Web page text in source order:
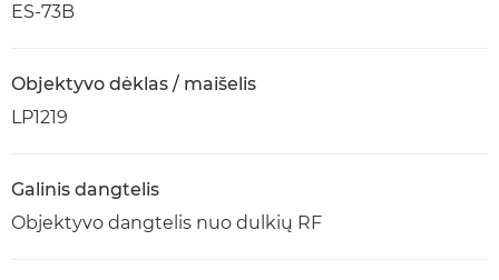
ES-73B
Objektyvo dėklas / maišelis
LP1219
Galinis dangtelis
Objektyvo dangtelis nuo dulkių RF